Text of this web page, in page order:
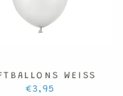
WEISS
€3,95